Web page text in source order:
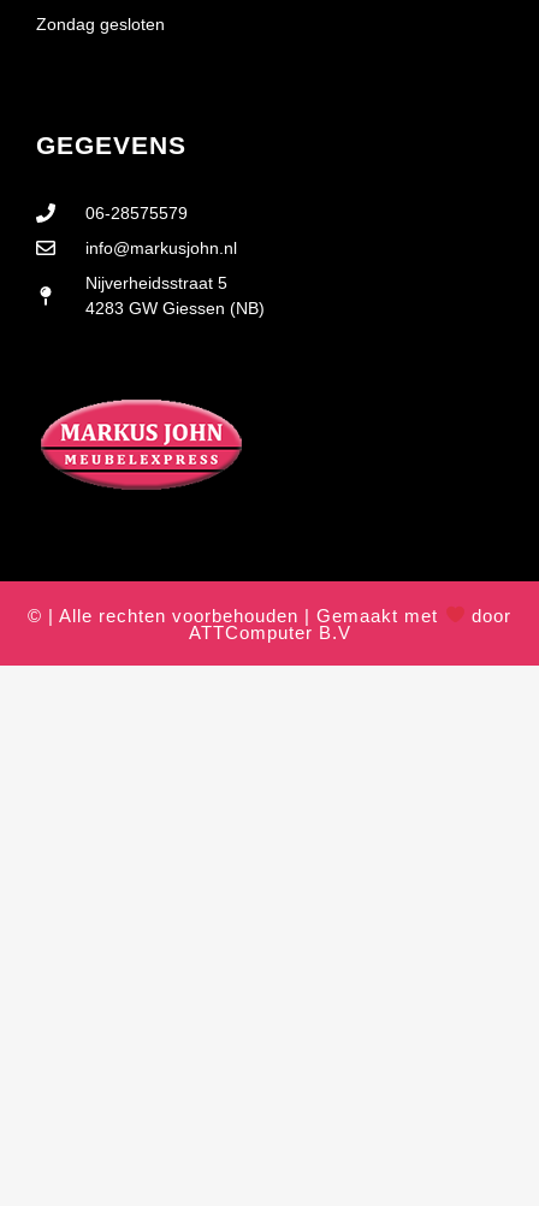
GEGEVENS
06-28575579
info@markusjohn.nl
Nijverheidsstraat 5
4283 GW Giessen (NB)
Zondag gesloten
© | Alle rechten voorbehouden | Gemaakt met
door
ATTComputer B.V